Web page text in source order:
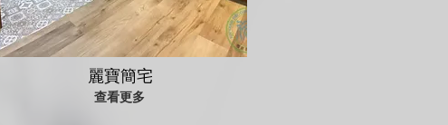
麗寶簡宅
查看更多